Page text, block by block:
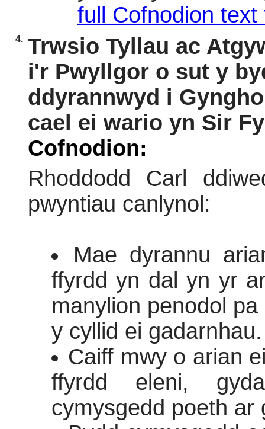
full Cofnodion
4. Trwsio Tyllau ac
i'r Pwyllgor o sut y
ddyrannwyd i
cael ei wario yn Sir
Cofnodion:
Rhoddodd Carl
pwyntiau canlynol:
Mae dyrannu
ffyrdd yn dal yn yr
manylion penodol
y cyllid ei gadarnhau.
Caiff mwy o arian
ffyrdd eleni,
cymysgedd poeth ar